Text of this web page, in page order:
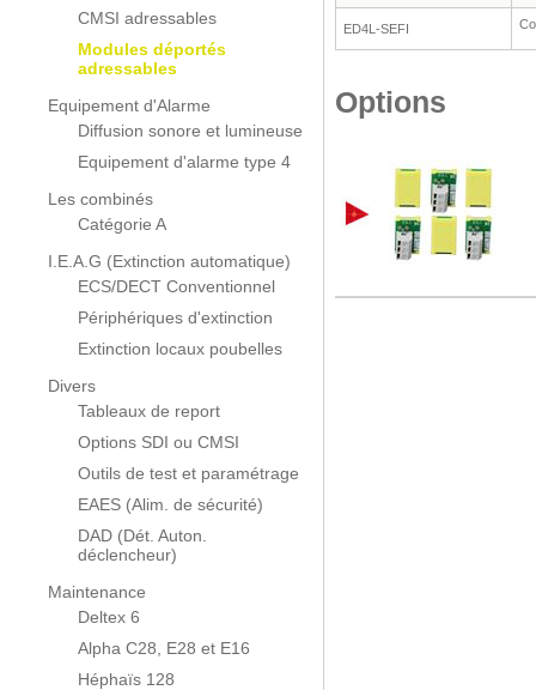
CMSI adressables
Modules déportés
adressables
Equipement d'Alarme
Diffusion sonore et lumineuse
Equipement d'alarme type 4
Les combinés
Catégorie A
I.E.A.G (Extinction automatique)
ECS/DECT Conventionnel
Périphériques d'extinction
Extinction locaux poubelles
Divers
Tableaux de report
Options SDI ou CMSI
Outils de test et paramétrage
EAES (Alim. de sécurité)
DAD (Dét. Auton.
déclencheur)
Maintenance
Deltex 6
Alpha C28, E28 et E16
Héphaïs 128
ED4L-SEFI
Options